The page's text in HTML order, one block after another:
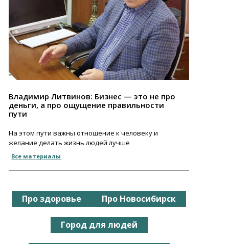
Владимир Литвинов: Бизнес — это не про
деньги, а про ощущение правильности
пути
На этом пути важны отношение к человеку и
желание делать жизнь людей лучше
Все материалы
Про здоровье Про Новосибирск
Город для людей